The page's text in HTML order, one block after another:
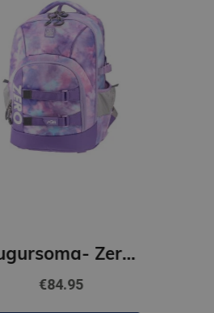
Mugursoma- Zero, anti-gravity, AGS, Flori, 43 x 29 x 21cm
€84.95